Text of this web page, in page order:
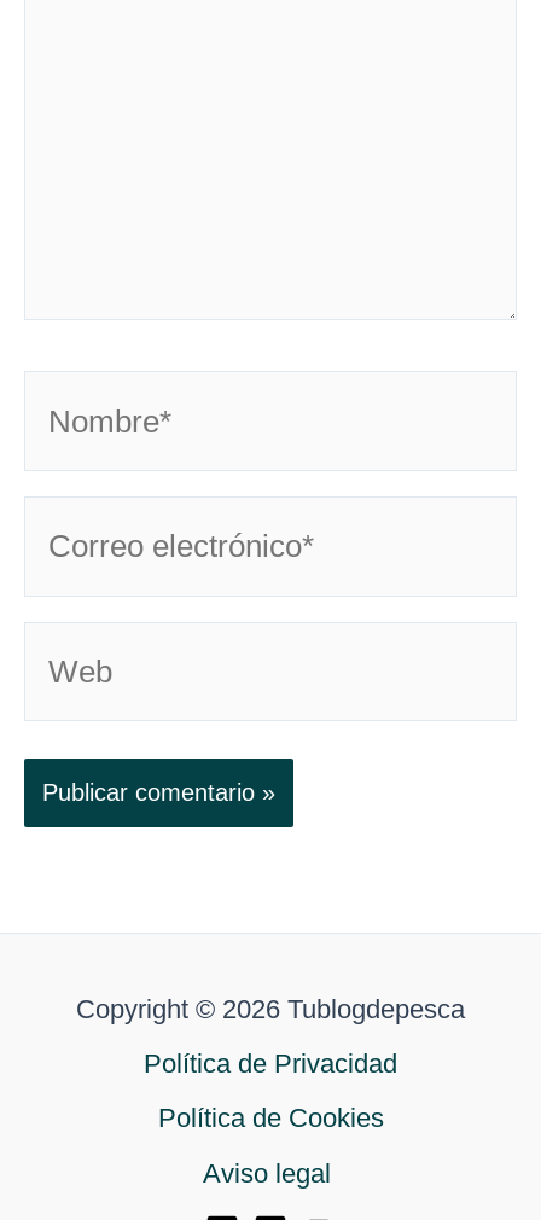
electrónico*
Copyright © 2026 Tublogdepesca
Política de Privacidad
Política de Cookies
Aviso legal